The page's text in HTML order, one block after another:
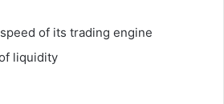
of its trading engine
liquidity